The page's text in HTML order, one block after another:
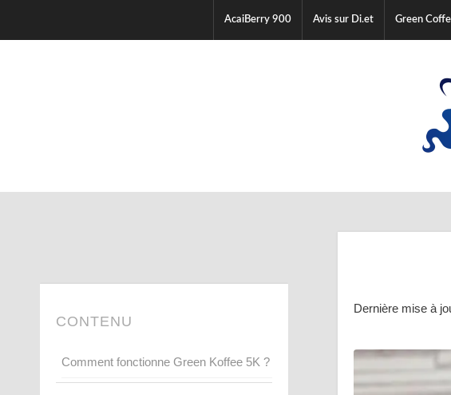
AcaiBerry 900 Avis sur Di.et Green
CONTENU
Comment fonctionne Green Koffee 5K ?
Dernière mise à